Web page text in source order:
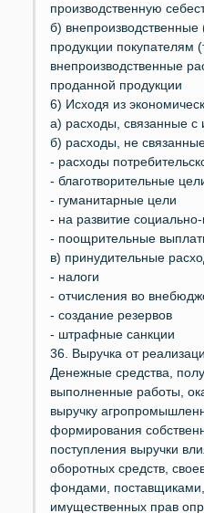
производственную
б)
продукции покупателям
внепроизводственные
проданной продукции
6) Исходя из
а) расходы, связанные с
б) расходы, не
- расходы
- благотворительные
- гуманитарные цели
- на развитие
- поощрительные
в) принудительные
- налоги
- отчисления во
- создание резервов
- штрафные санкции
36. Выручка от
Денежные средства,
выполненные работы,
выручку
формирования
поступления выручки
оборотных средств,
фондами, поставщиками,
имущественных прав